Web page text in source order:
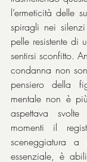
l’ermeticità delle
spiragli nei
pelle resistente di
sentirsi sconfitto.
condanna non
pensiero della
mentale non è
aspettava
momenti il
sceneggiatura
essenziale, è